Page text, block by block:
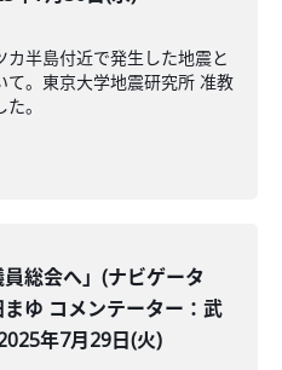
半島付近で発生した地震と
て。東京大学地震研究所 准教
。
員総会へ」(ナビゲータ
ゆ コメンテーター：武
年7月29日(火)